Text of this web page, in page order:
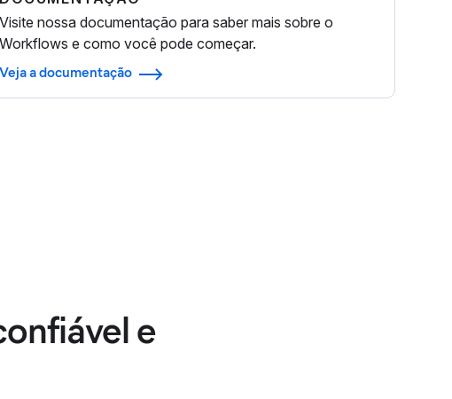
Visite nossa documentação para saber mais sobre o
Workflows e como você pode começar.
Veja a documentação
e